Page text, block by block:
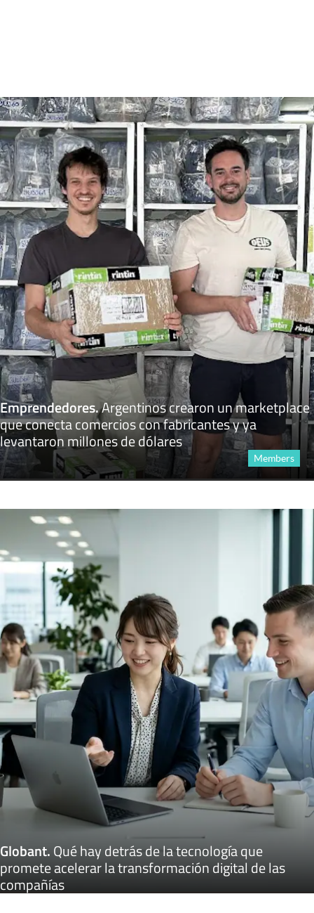
Emprendedores.Argentinos crearon un marketplace
que conecta comercios con fabricantes y ya
levantaron millones de dólares
Members
Globant.Qué hay detrás de la tecnología que
promete acelerar la transformación digital de las
compañías